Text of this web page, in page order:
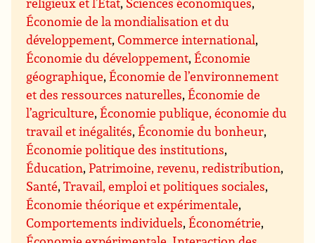
Économie de la mondialisation et du
développement,Commerce international,
Économie du développement,Économie
géographique,Économie de l’environnement
et des ressources naturelles,Économie de
l’agriculture,Économie publique, économie du
travail et inégalités,Économie du bonheur,
Économie politique des institutions,
Éducation,Patrimoine, revenu, redistribution,
Santé,Travail, emploi et politiques sociales,
Économie théorique et expérimentale,
Comportements individuels,Économétrie,